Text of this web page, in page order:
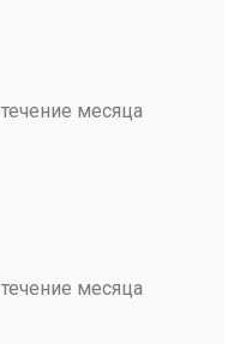
месяца
месяца